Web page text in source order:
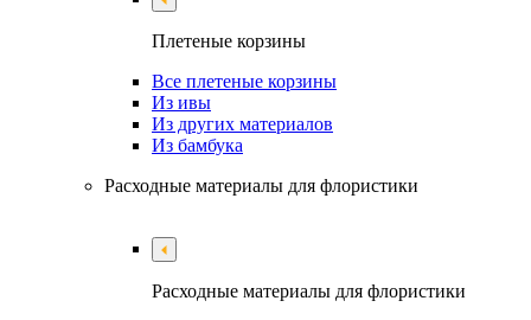
Плетеные корзины
Все плетеные корзины
Из ивы
Из других материалов
Из бамбука
Расходные материалы для флористики
Расходные материалы для флористики